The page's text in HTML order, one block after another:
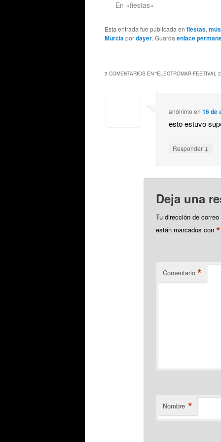
En «fiestas»
Esta entrada fue publicada en fiestas,
Murciapordayer. Guarda enlace
3 COMENTARIOS EN “ELECTROMAR FESTIVAL
anónimo en 16 de
esto estuvo
Responder ↓
Deja una
Tu dirección de
están marcados con*
Comentario *
Nombre *